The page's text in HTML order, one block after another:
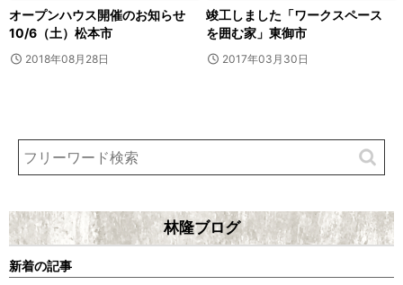
オープンハウス開催のお知らせ
10/6（土）松本市
2018年08月28日
竣工しました「ワークスペース
を囲む家」東御市
2017年03月30日
林隆ブログ
新着の記事